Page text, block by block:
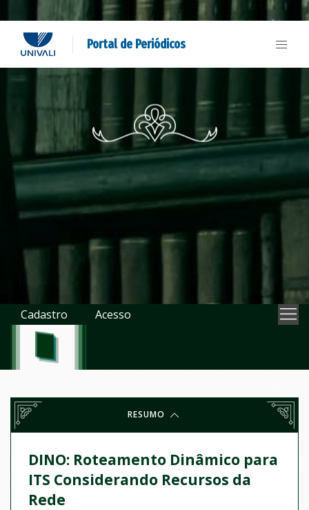
Portal de Periódicos
Cadastro Acesso
RESUMO
DINO: Roteamento Dinâmico para
ITS Considerando Recursos da
Rede